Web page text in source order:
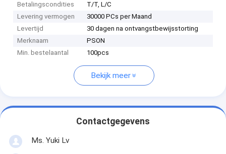
Betalingscondities
T/T, L/C
Levering vermogen
30000 PCs per Maand
Levertijd
30 dagen na ontvangstbewijsstorting
Merknaam
PSON
Min. bestelaantal
100pcs
Bekijk meer
Contactgegevens
Ms. Yuki Lv